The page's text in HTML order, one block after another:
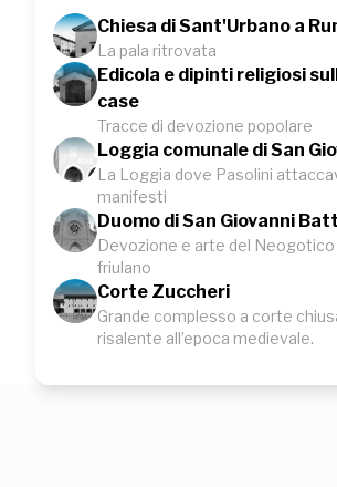
Chiesa di Sant'Urbano a
La pala ritrovata
Edicola e dipinti religiosi
case
Tracce di devozione popolare
Loggia comunale di San
La Loggia dove Pasolini
manifesti
Duomo di San Giovanni
Devozione e arte del Neogotico
friulano
Corte Zuccheri
Grande complesso a corte
risalente all’epoca medievale.